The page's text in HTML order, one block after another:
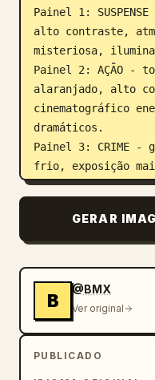
Painel 1:
alto contraste,
misteriosa,
Painel 2: AÇÃO -
alaranjado, alto
cinematográfico
dramáticos.
Painel 3: CRIME -
frio, exposição
realista, sombras
contraste leve,
sol, atmosfera
azul-púrpura suave,
cinematográfica
clima sério.
Adicione um texto
letras maiúsculas
GERAR
B
@BMX
Ver original
PUBLICADO